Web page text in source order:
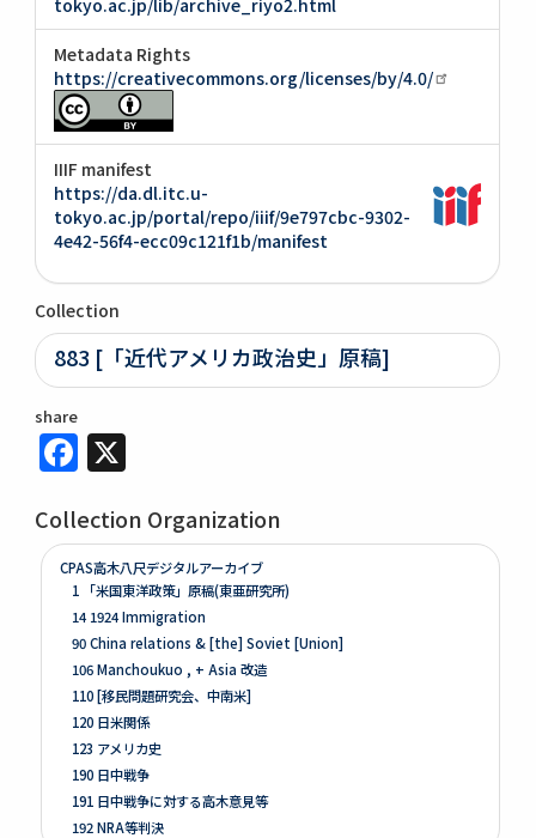
Metadata Rights
https://creativecommons.org/licenses/by/4.0/
IIIF manifest
https://da.dl.itc.u-
tokyo.ac.jp/portal/repo/iiif/9e797cbc-9302-
4e42-56f4-ecc09c121f1b/manifest
Collection
883 [「近代アメリカ政治史」原稿]
share
Facebook
Collection Organization
CPAS高木八尺デジタルアーカイブ
1 「米国東洋政策」原稿(東亜研究所)
14 1924 Immigration
90 China relations & [the] Soviet [Union]
106 Manchoukuo , + Asia 改造
110 [移民問題研究会、中南米]
120 日米関係
123 アメリカ史
190 日中戦争
191 日中戦争に対する高木意見等
192 NRA等判決